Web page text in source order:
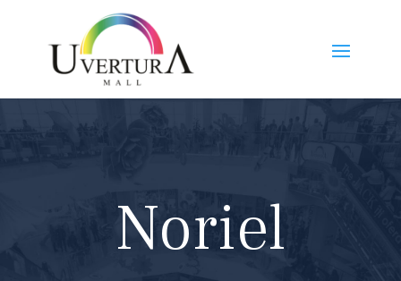
Noriel